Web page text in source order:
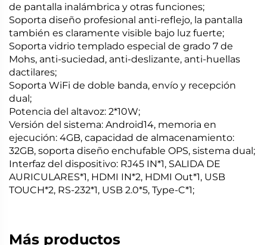
de pantalla inalámbrica y otras funciones;
Soporta diseño profesional anti-reflejo, la pantalla
también es claramente visible bajo luz fuerte;
Soporta vidrio templado especial de grado 7 de
Mohs, anti-suciedad, anti-deslizante, anti-huellas
dactilares;
Soporta WiFi de doble banda, envío y recepción
dual;
Potencia del altavoz: 2*10W;
Versión del sistema: Android14, memoria en
ejecución: 4GB, capacidad de almacenamiento:
32GB, soporta diseño enchufable OPS, sistema dual;
Interfaz del dispositivo: RJ45 IN*1, SALIDA DE
AURICULARES*1, HDMI IN*2, HDMI Out*1, USB
TOUCH*2, RS-232*1, USB 2.0*5, Type-C*1;
Más productos